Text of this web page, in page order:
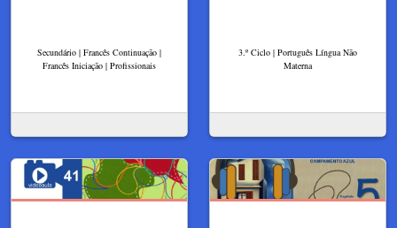
Secundário | Francês Continuação |
Francês Iniciação | Profissionais
3.º Ciclo | Português Língua Não
Materna